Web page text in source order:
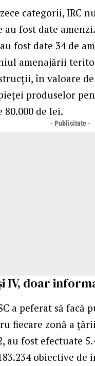
categorii, IRC
fost date
fost date 34 de
amenajării
în valoare
produselor
de lei.
- Publicitate -
IV, doar
a peferat să
fiecare zonă a
au fost efectuate
obiective